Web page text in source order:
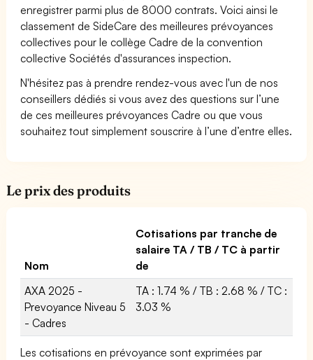
enregistrer parmi plus de 8000 contrats. Voici ainsi le
classement de SideCare des meilleures prévoyances
collectives pour le collège Cadre de la convention
collective Sociétés d'assurances inspection.
N'hésitez pas à prendre rendez-vous avec l'un de nos
conseillers dédiés si vous avez des questions sur l’une
de ces meilleures prévoyances Cadre ou que vous
souhaitez tout simplement souscrire à l’une d’entre elles.
Le prix des produits
Nom
Cotisations par tranche de
salaire TA / TB / TC à partir
de
AXA 2025 -
Prevoyance Niveau 5
- Cadres
TA : 1.74 % / TB : 2.68 % / TC :
3.03 %
Les cotisations en prévoyance sont exprimées par